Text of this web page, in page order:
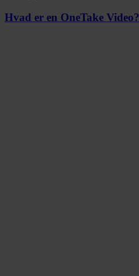
Hvad er en OneTake Video?